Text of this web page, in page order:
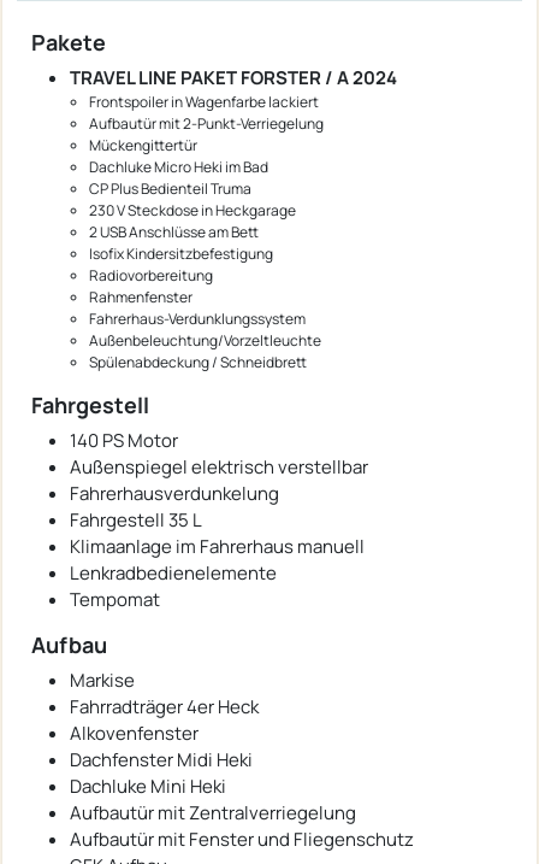
Pakete
TRAVEL LINE PAKET FORSTER / A 2024
Frontspoiler in Wagenfarbe lackiert
Aufbautür mit 2-Punkt-Verriegelung
Mückengittertür
Dachluke Micro Heki im Bad
CP Plus Bedienteil Truma
230 V Steckdose in Heckgarage
2 USB Anschlüsse am Bett
Isofix Kindersitzbefestigung
Radiovorbereitung
Rahmenfenster
Fahrerhaus-Verdunklungssystem
Außenbeleuchtung/Vorzeltleuchte
Spülenabdeckung / Schneidbrett
Fahrgestell
140 PS Motor
Außenspiegel elektrisch verstellbar
Fahrerhausverdunkelung
Fahrgestell 35 L
Klimaanlage im Fahrerhaus manuell
Lenkradbedienelemente
Tempomat
Aufbau
Markise
Fahrradträger 4er Heck
Alkovenfenster
Dachfenster Midi Heki
Dachluke Mini Heki
Aufbautür mit Zentralverriegelung
Aufbautür mit Fenster und Fliegenschutz